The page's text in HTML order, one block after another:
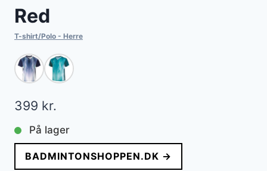
Red
T-shirt/Polo - Herre
399 kr.
På lager
BADMINTONSHOPPEN.DK →